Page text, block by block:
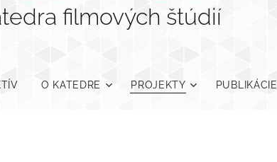
filmových štúdií
O KATEDRE PROJEKTY PUBLIKÁCIE